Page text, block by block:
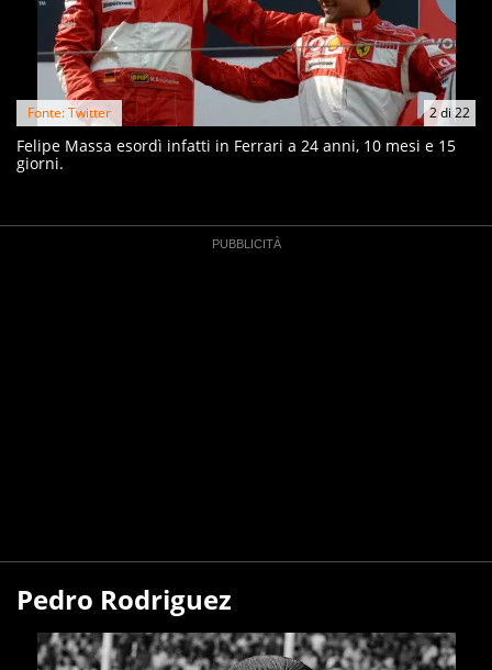
2di22
Fonte: Twitter
Felipe Massa esordì infatti in Ferrari a 24 anni, 10 mesi e 15
giorni.
Pedro Rodriguez